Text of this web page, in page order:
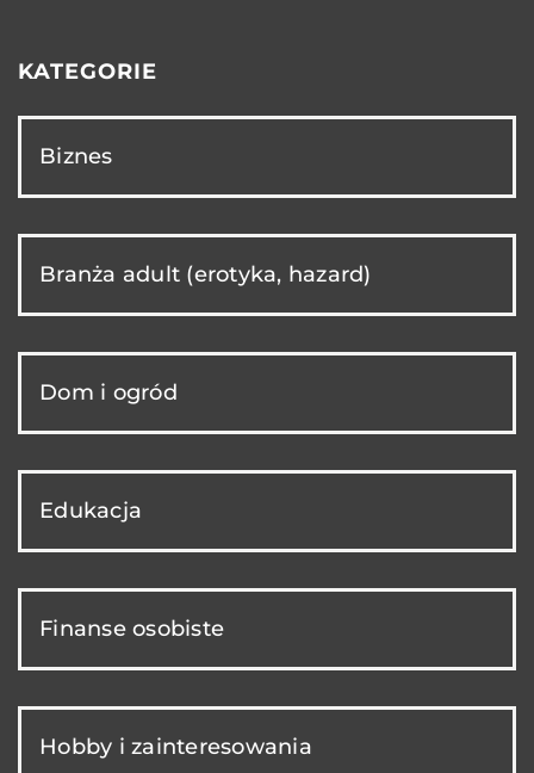
KATEGORIE
Biznes
Branża adult (erotyka, hazard)
Dom i ogród
Edukacja
Finanse osobiste
Hobby i zainteresowania